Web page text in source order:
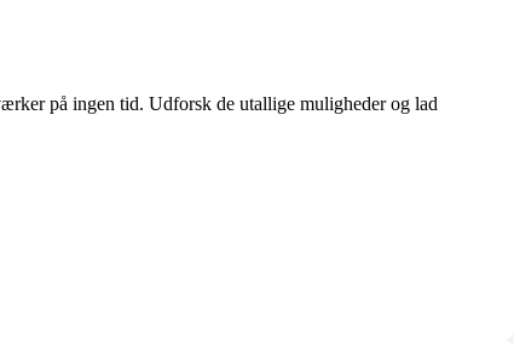
på ingen tid. Udforsk de utallige muligheder og lad